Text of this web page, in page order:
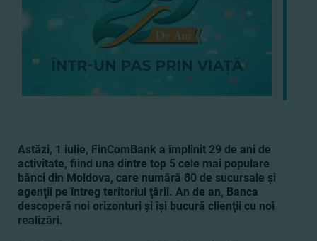
Astăzi, 1 iulie, FinComBank a împlinit 29 de ani de
activitate, fiind una dintre top 5 cele mai populare
bănci din Moldova, care numără 80 de sucursale şi
agenţii pe întreg teritoriul ţării. An de an, Banca
descoperă noi orizonturi şi îşi bucură clienţii cu noi
realizări.